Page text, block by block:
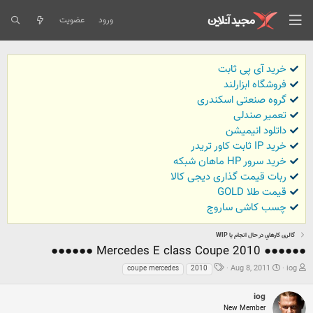
ورود عضویت
خرید آی پی ثابت
فروشگاه ابزارلند
گروه صنعتی اسکندری
تعمیر صندلی
داتلود انیمیشن
خرید IP ثابت کاور تریدر
خرید سرور HP ماهان شبکه
ربات قیمت گذاری دیجی کالا
قیمت طلا GOLD
چسب کاشی ساروج
گالری كارهاي در حال انجام يا WIP
●●●●●● Mercedes E class Coupe 2010 ●●●●●●
ش
ع
ک
iog
تAug 8, 2011
ب 2010
coupe mercedes
iog
New Member